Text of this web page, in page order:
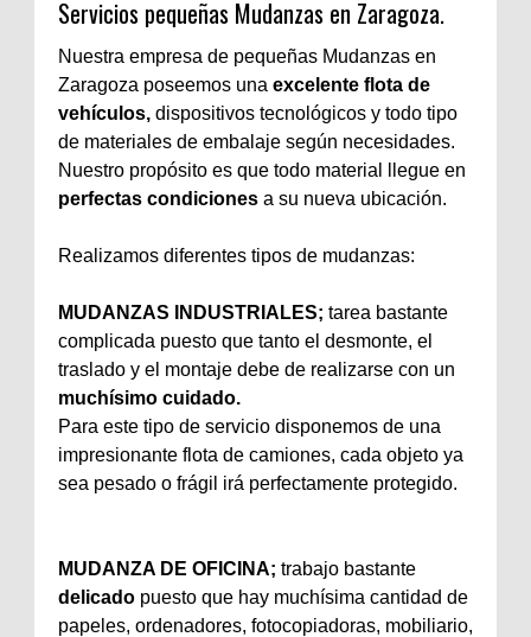
Servicios pequeñas Mudanzas en Zaragoza.
Nuestra empresa de pequeñas Mudanzas en
Zaragoza poseemos una excelente flota de
vehículos, dispositivos tecnológicos y todo tipo
de materiales de embalaje según necesidades.
Nuestro propósito es que todo material llegue en
perfectas condiciones a su nueva ubicación.
Realizamos diferentes tipos de mudanzas:
MUDANZAS INDUSTRIALES; tarea bastante
complicada puesto que tanto el desmonte, el
traslado y el montaje debe de realizarse con un
muchísimo cuidado.
Para este tipo de servicio disponemos de una
impresionante flota de camiones, cada objeto ya
sea pesado o frágil irá perfectamente protegido.
MUDANZA DE OFICINA; trabajo bastante
delicado puesto que hay muchísima cantidad de
papeles, ordenadores, fotocopiadoras, mobiliario,